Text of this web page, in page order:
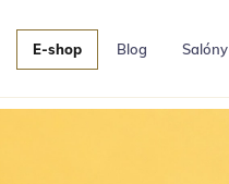
E-shop Blog Salóny